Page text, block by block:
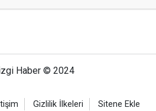
Haber © 2024
Gizlilik İlkeleri Sitene Ekle